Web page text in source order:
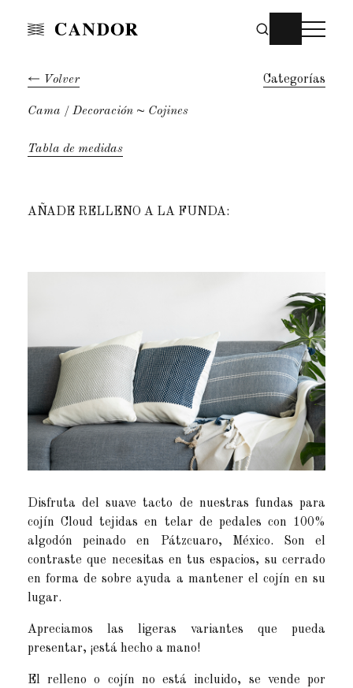
Volver Categorías
Cama Decoración ~ Cojines
Tabla de medidas
AÑADE RELLENO A LA FUNDA:
Disfruta del suave tacto de nuestras fundas para
cojín Cloud tejidas en telar de pedales con 100%
algodón peinado en Pátzcuaro, México. Son el
contraste que necesitas en tus espacios, su cerrado
en forma de sobre ayuda a mantener el cojín en su
lugar.
Apreciamos las ligeras variantes que pueda
presentar, ¡está hecho a mano!
El relleno o cojín no está incluido, se vende por